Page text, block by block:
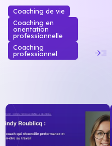
Coaching de vie
Coaching en
orientation
professionnelle
Coaching
professionnel
read_more